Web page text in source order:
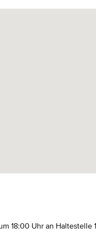
18:00 Uhr an Haltestelle 1